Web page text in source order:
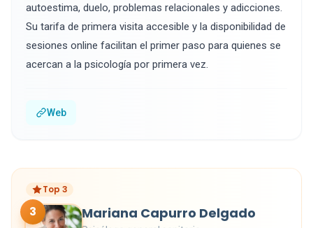
autoestima, duelo, problemas relacionales y adicciones.
Su tarifa de primera visita accesible y la disponibilidad de
sesiones online facilitan el primer paso para quienes se
acercan a la psicología por primera vez.
Web
Top 3
3 Mariana Capurro Delgado